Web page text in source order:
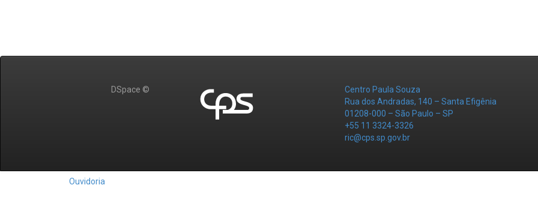
DSpace ©
Centro Paula Souza
Rua dos Andradas, 140 – Santa Efigênia
01208-000 – São Paulo – SP
+55 11 3324-3326
ric@cps.sp.gov.br
Ouvidoria